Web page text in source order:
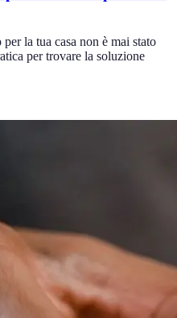
la tua casa non è mai stato
per trovare la soluzione